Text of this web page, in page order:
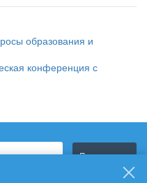
образования и
конференция с